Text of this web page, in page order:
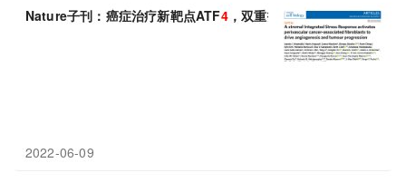
Nature子刊：癌症治疗新靶点ATF4，双重打击安全抗癌
2022-06-09